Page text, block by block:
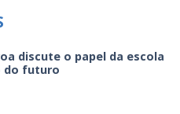
discute o papel da escola
do futuro